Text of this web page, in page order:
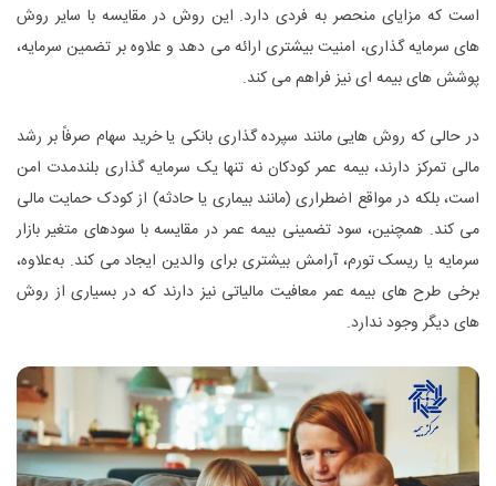
است که مزایای منحصر به ‌فردی دارد. این روش در مقایسه با سایر روش
‌های سرمایه ‌گذاری، امنیت بیشتری ارائه می ‌دهد و علاوه بر تضمین سرمایه،
پوشش‌ های بیمه ‌ای نیز فراهم می ‌کند.
در حالی که روش‌ هایی مانند سپرده ‌گذاری بانکی یا خرید سهام صرفاً بر رشد
مالی تمرکز دارند، بیمه عمر کودکان نه‌ تنها یک سرمایه ‌گذاری بلندمدت امن
است، بلکه در مواقع اضطراری (مانند بیماری یا حادثه) از کودک حمایت مالی
می‌ کند. همچنین، سود تضمینی بیمه عمر در مقایسه با سودهای متغیر بازار
سرمایه یا ریسک تورم، آرامش بیشتری برای والدین ایجاد می ‌کند. به‌علاوه،
برخی طرح ‌های بیمه عمر معافیت مالیاتی نیز دارند که در بسیاری از روش
‌های دیگر وجود ندارد.